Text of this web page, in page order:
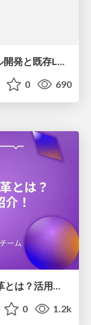
250410_生成AI導入の選択肢：モデル開発と既存LLM活用の比較と選択基準
0 690
0 1.2k